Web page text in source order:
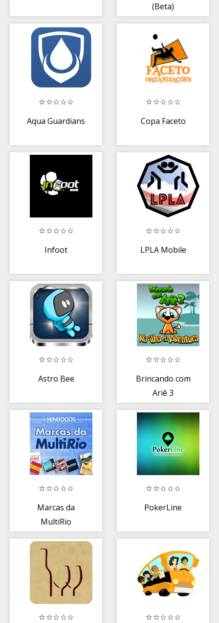
(Beta)
Aqua Guardians Copa Faceto
Infoot LPLA Mobile
Astro Bee
Brincando com
Ariê 3
Marcas da
MultiRio
PokerLine